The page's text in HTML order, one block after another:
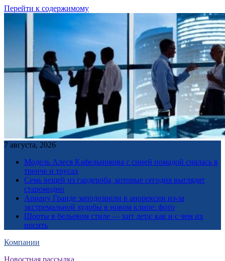
Перейти к содержимому
7 августа, 2026
Модель Алеся Кафельникова с синей помадой снялась в
тренче и трусах
Семь вещей из гардероба, которые сегодня выглядят
старомодно
Ариану Гранде заподозрили в анорексии из-за
экстремальной худобы в новом клипе: фото
Шорты в бельевом стиле — хит лета: как и с чем их
носить
Компании
Новостная рассылка